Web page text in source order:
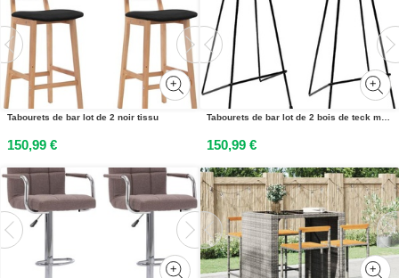
Tabourets de bar lot de 2 noir tissu
150,99 €
Tabourets de bar lot de 2 bois de teck massif
150,99 €